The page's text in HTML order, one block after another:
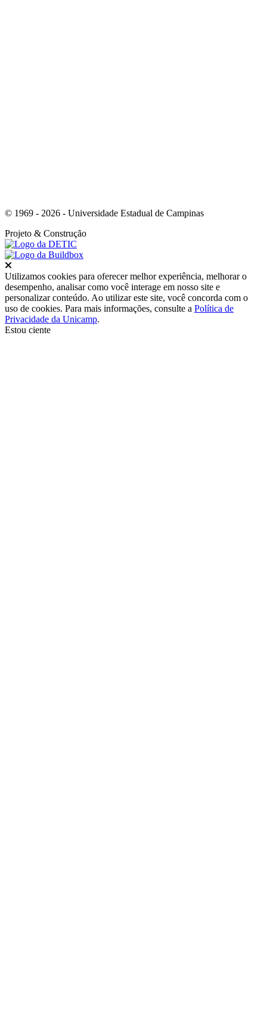
© 1969 - 2026 - Universidade Estadual de Campinas
Projeto & Construção
Utilizamos cookies para oferecer melhor experiência, melhorar o
desempenho, analisar como você interage em nosso site e
personalizar conteúdo. Ao utilizar este site, você concorda com o
uso de cookies. Para mais informações, consulte a Política de
Privacidade da Unicamp.
Estou ciente